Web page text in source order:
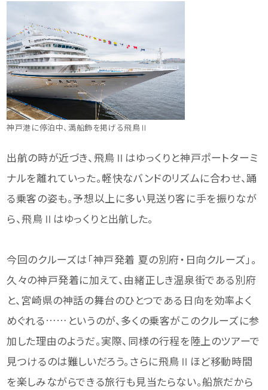
神戸港に停泊中、満船飾を掲げる飛鳥Ⅱ
出航の時が近づき、飛鳥Ⅱはゆっくりと神戸ポートターミ
ナルを離れていった。軽快なバンドのリズムに合わせ、踊
る乗客の姿も。予想以上に多い見送り客に手を振りなが
ら、飛鳥Ⅱはゆっくりと出航した。
今回のクルーズは「神戸発着 夏の別府・日向クルーズ」。
久々の神戸発着に加えて、由緒正しき温泉街である別府
と、宮崎県の神話の舞台のひとつである日向を効率よく
めぐれる……というのが、多くの乗客がこのクルーズに参
加した理由のようだ。実際、同様の行程を陸上のツアーで
見つけるのは難しいだろう。さらに飛鳥Ⅱほど移動時間
を楽しみながらできる旅行も見当たらない。船旅だから